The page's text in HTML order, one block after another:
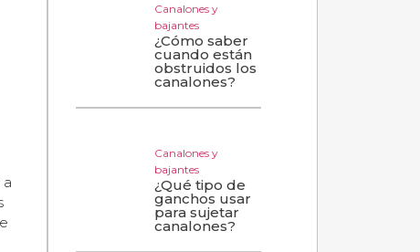
Canalones y
bajantes
¿Cómo saber
cuando están
obstruidos los
canalones?
Canalones y
bajantes
¿Qué tipo de
ganchos usar
para sujetar
canalones?